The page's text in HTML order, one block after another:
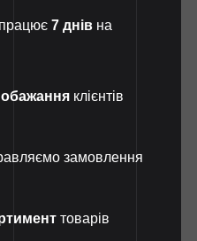
7 днів на
клієнтів
замовлення
товарів